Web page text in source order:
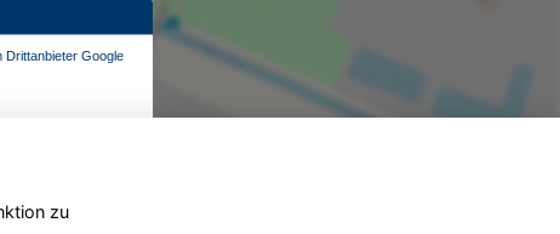
Drittanbieter Google
zu